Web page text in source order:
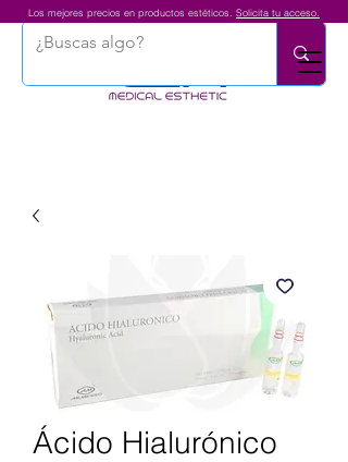
Los mejores precios en productos estéticos. Solicita tu acceso.
Ácido Hialurónico